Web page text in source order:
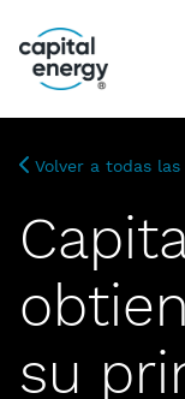
este
sitio
un
accesibilidad.
Volver a todas
su